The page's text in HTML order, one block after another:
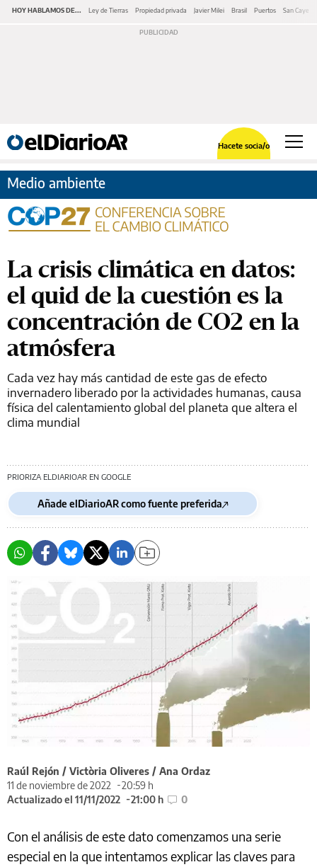
HOY HABLAMOS DE... Ley de Tierras Propiedad privada Javier Milei Brasil Puertos San
Hacete socia/o
Medio ambiente
La crisis climática en datos:
el quid de la cuestión es la
concentración de CO2 en la
atmósfera
Cada vez hay más cantidad de este gas de efecto
invernadero liberado por la actividades humanas, causa
física del calentamiento global del planeta que altera el
clima mundial
PRIORIZA ELDIARIOAR EN GOOGLE
Añade elDiarioAR como fuente preferida
Raúl Rejón / Victòria Oliveres / Ana Ordaz
11 de noviembre de 2022
20:59 h
Actualizado el 11/11/2022
21:00 h 0
Con el análisis de este dato comenzamos una serie
especial en la que intentamos explicar las claves para